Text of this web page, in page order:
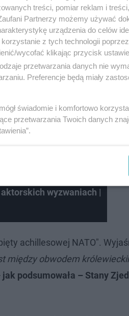
to
przesmyku
zamieszczonym
a Litwą
sojusznikami na
wyzwaniach |
achillesowej NATO".
między obwodem
podsumowała – Stany
treści, pomiar reklam i
Partnerzy możemy używać
urządzenia do celów
z tych technologii poprzez
wycofać klikając przycisk
przetwarzania danych nie
Preferencje będą miały
świadomie i komfortowo
przetwarzania Twoich danych